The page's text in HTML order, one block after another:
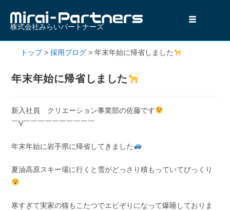
株式会社みらいパートナーズ
トップ> 採用ブログ > 年末年始に帰省しました
年末年始に帰省しました
新入社員 クリエーション事業部の佐藤です
￣V￣￣￣￣￣￣￣￣￣￣
年末年始に岩手県に帰省してきました
夏油高原スキー場に行くと雪がどっさり積もっていてびっくり
寒すぎて実家の猫もこたつでエビぞりになって爆睡しておりま